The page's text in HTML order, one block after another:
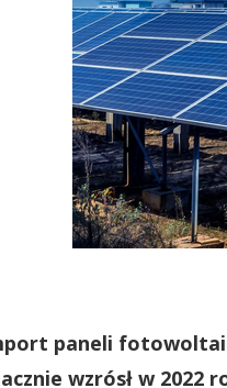
paneli
wzrósł w 2022